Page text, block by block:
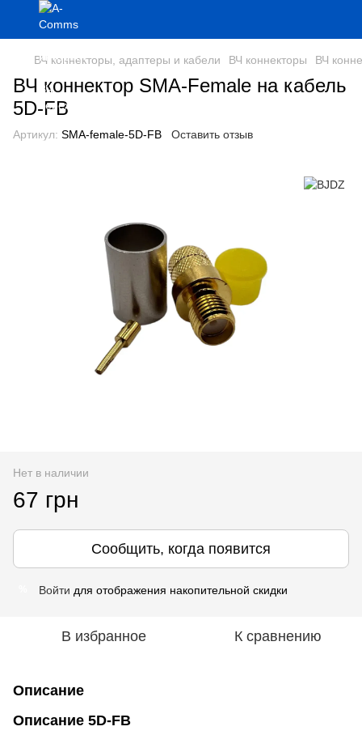
ВЧ коннекторы, адаптеры и кабели ВЧ коннекторы ВЧ
ВЧ коннектор SMA-Female на кабель
5D-FB
Артикул: SMA-female-5D-FB Оставить отзыв
Нет в наличии
67 грн
Сообщить, когда появится
Войти для отображения накопительной скидки
В избранное К сравнению
Описание
Описание 5D-FB